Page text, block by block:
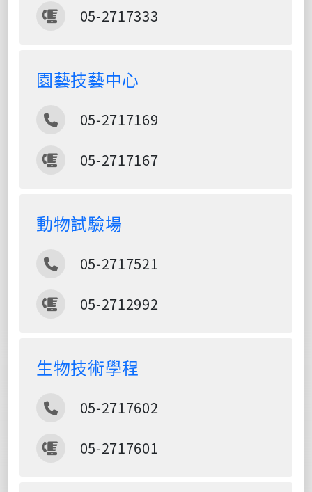
傳真
05-2717333
園藝技藝中心
電話
05-2717169
傳真
05-2717167
動物試驗場
電話
05-2717521
傳真
05-2712992
生物技術學程
電話
05-2717602
傳真
05-2717601